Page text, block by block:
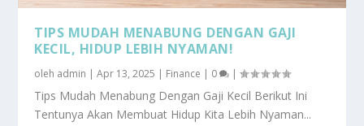
TIPS MUDAH MENABUNG DENGAN GAJI
KECIL, HIDUP LEBIH NYAMAN!
oleh admin |Apr 13, 2025 | Finance | 0 |
Tips Mudah Menabung Dengan Gaji Kecil Berikut Ini
Tentunya Akan Membuat Hidup Kita Lebih Nyaman...